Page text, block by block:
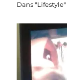
Dans "Lifestyle"